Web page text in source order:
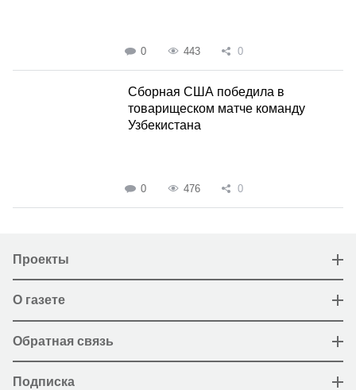
0 443 0
Сборная США победила в
товарищеском матче команду
Узбекистана
0 476 0
Проекты
О газете
Обратная связь
Подписка